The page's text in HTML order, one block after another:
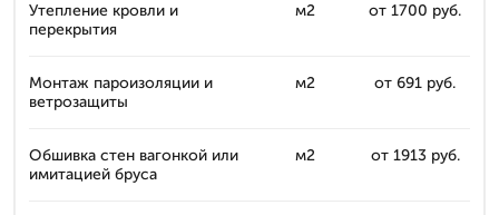
Утепление кровли и
перекрытия
м2 от 1700 руб.
Монтаж пароизоляции и
ветрозащиты
м2 от 691 руб.
Обшивка стен вагонкой или
имитацией бруса
м2 от 1913 руб.